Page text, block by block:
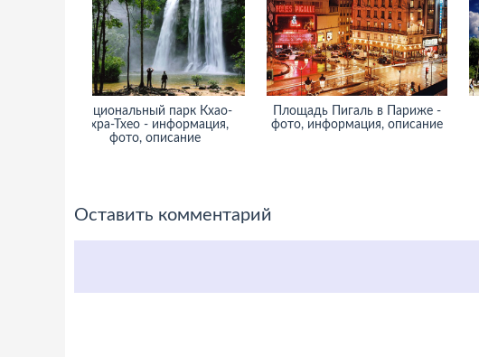
Национальный парк Кхао-
Пхра-Тхео - информация,
фото, описание
Площадь Пигаль в Париже -
фото, информация, описание
Оставить комментарий